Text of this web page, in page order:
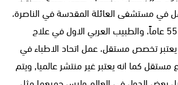
في مستشفى العائلة المقدسة في الناصرة،
ابن عكا البالغ من العمر 55 عاماً، والطبيب العربي الاول في علاج
يعتبر تخصص مستقل، عمل اتحاد الاطباء في
كما انه يعتبر غير منتشر عالميا, ويتم